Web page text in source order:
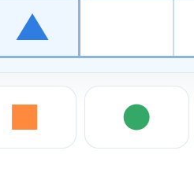
▲
■ ●